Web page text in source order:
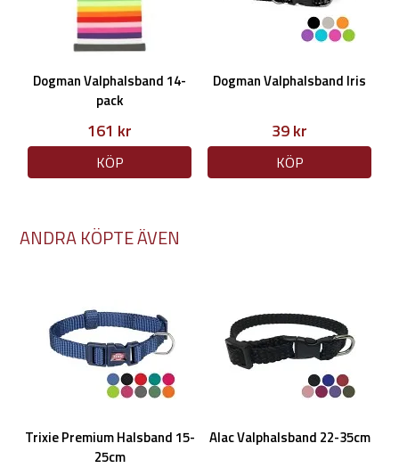
Dogman Valphalsband 14-
pack
161 kr
KÖP
Dogman Valphalsband Iris
39 kr
KÖP
ANDRA KÖPTE ÄVEN
Trixie Premium Halsband 15-
25cm
Alac Valphalsband 22-35cm